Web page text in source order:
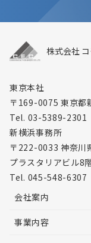
株式会社
東京本社
〒169-0075 東京
Tel. 03-5389-2301
新横浜事務所
〒222-0033 神奈川
プラスタリアビル8
Tel. 045-548-6307
会社案内
事業内容